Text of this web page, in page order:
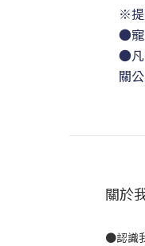
※
●寵
●凡
關
關於
●認識